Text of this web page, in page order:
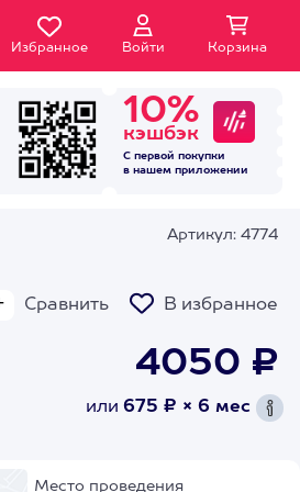
Избранное Войти Корзина
10%
кэшбэк
С первой покупки
в нашем приложении
Артикул: 4774
Сравнить В избранное
4050 ₽
или 675 ₽ × 6 мес
Место проведения